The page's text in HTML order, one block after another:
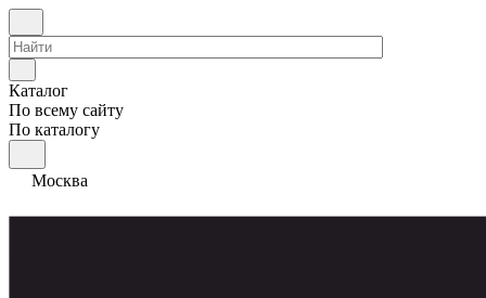
Каталог
По всему сайту
По каталогу
Москва